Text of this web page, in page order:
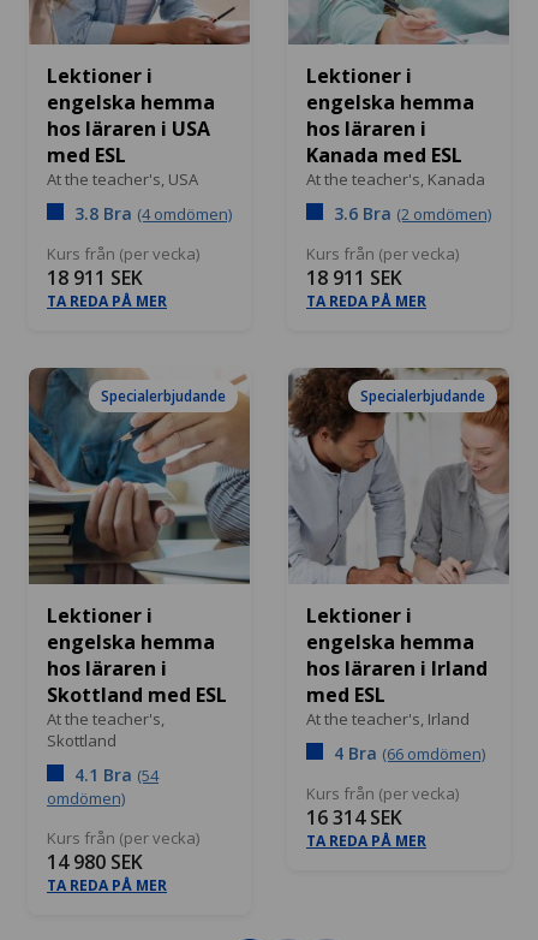
Lektioner i
engelska hemma
hos läraren i USA
med ESL
At the teacher's, USA
3.8 Bra (4 omdömen)
Kurs från (per vecka)
18 911 SEK
TA REDA PÅ MER
Lektioner i
engelska hemma
hos läraren i
Kanada med ESL
At the teacher's, Kanada
3.6 Bra (2 omdömen)
Kurs från (per vecka)
18 911 SEK
TA REDA PÅ MER
Specialerbjudande
Lektioner i
engelska hemma
hos läraren i
Skottland med ESL
At the teacher's,
Skottland
4.1 Bra (54
omdömen)
Kurs från (per vecka)
14 980 SEK
TA REDA PÅ MER
Specialerbjudande
Lektioner i
engelska hemma
hos läraren i Irland
med ESL
At the teacher's, Irland
4 Bra (66 omdömen)
Kurs från (per vecka)
16 314 SEK
TA REDA PÅ MER